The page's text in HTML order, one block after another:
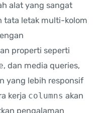
alat yang sangat
tata letak multi-kolom
properti seperti
, dan media queries,
yang lebih responsif
kerja columns akan
pengalaman